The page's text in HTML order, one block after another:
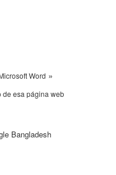
Word »
de esa página web
Bangladesh